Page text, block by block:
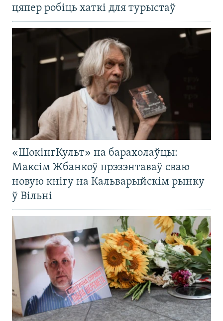
цяпер робіць хаткі для турыстаў
«ШокінгКульт» на барахолаўцы:
Максім Жбанкоў прэзэнтаваў сваю
новую кнігу на Кальварыйскім рынку
ў Вільні